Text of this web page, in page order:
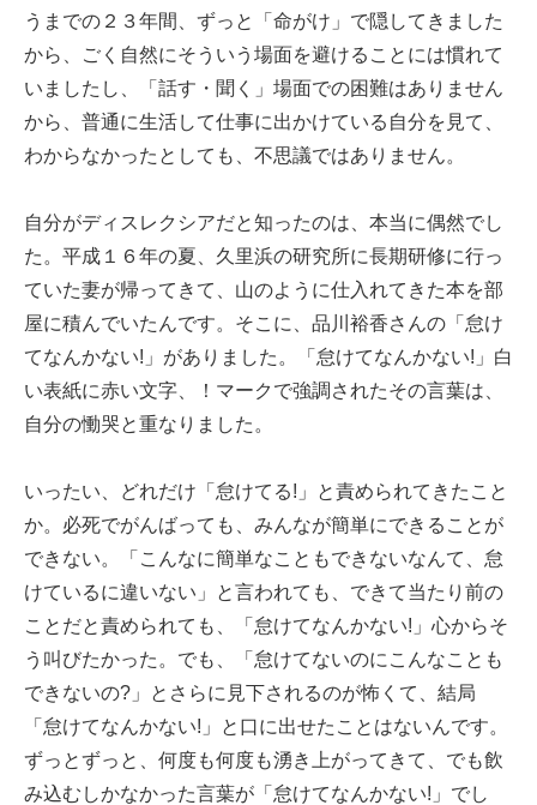
うまでの２３年間、ずっと「命がけ」で隠してきました
から、ごく自然にそういう場面を避けることには慣れて
いましたし、「話す・聞く」場面での困難はありません
から、普通に生活して仕事に出かけている自分を見て、
わからなかったとしても、不思議ではありません。
自分がディスレクシアだと知ったのは、本当に偶然でし
た。平成１６年の夏、久里浜の研究所に長期研修に行っ
ていた妻が帰ってきて、山のように仕入れてきた本を部
屋に積んでいたんです。そこに、品川裕香さんの「怠け
てなんかない!」がありました。「怠けてなんかない!」白
い表紙に赤い文字、！マークで強調されたその言葉は、
自分の慟哭と重なりました。
いったい、どれだけ「怠けてる!」と責められてきたこと
か。必死でがんばっても、みんなが簡単にできることが
できない。「こんなに簡単なこともできないなんて、怠
けているに違いない」と言われても、できて当たり前の
ことだと責められても、「怠けてなんかない!」心からそ
う叫びたかった。でも、「怠けてないのにこんなことも
できないの?」とさらに見下されるのが怖くて、結局
「怠けてなんかない!」と口に出せたことはないんです。
ずっとずっと、何度も何度も湧き上がってきて、でも飲
み込むしかなかった言葉が「怠けてなんかない!」でし